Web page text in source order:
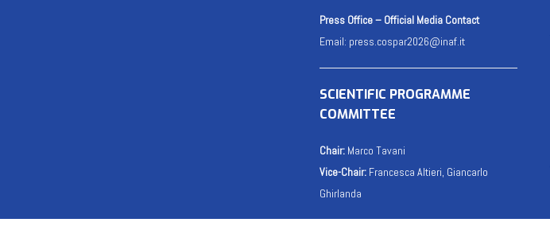
Press Office – Official Media Contact
Email: press.cospar2026@inaf.it
SCIENTIFIC PROGRAMME
COMMITTEE
Chair: Marco Tavani
Vice-Chair: Francesca Altieri, Giancarlo
Ghirlanda